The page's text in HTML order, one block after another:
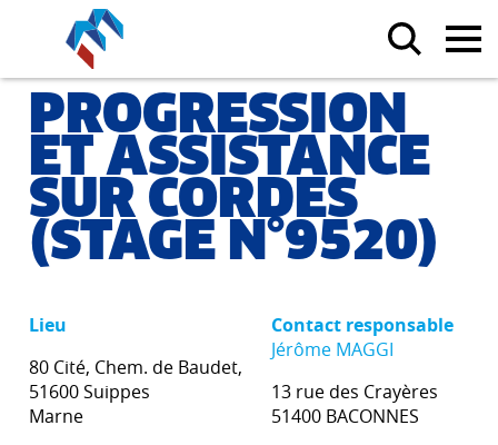
PROGRESSION
ET ASSISTANCE
SUR CORDES
(STAGE N°9520)
Lieu
80 Cité, Chem. de Baudet,
51600 Suippes
Marne
Contact responsable
Jérôme MAGGI
13 rue des Crayères
51400 BACONNES